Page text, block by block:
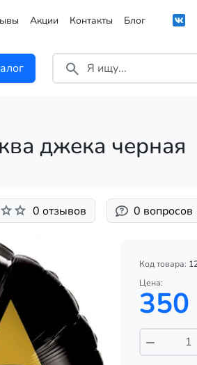
Акции Контакты Блог
джека черная
0 отзывов 0 вопросов
Код товара:
Цена:
350